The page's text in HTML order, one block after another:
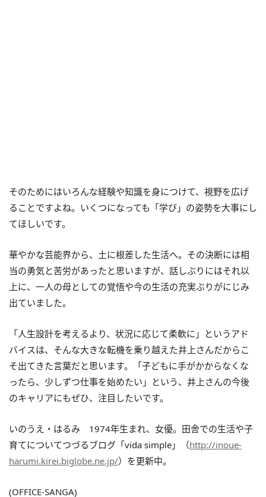
そのためにはいろんな経験や知識を身につけて、視野を広げ
ることですよね。いくつになっても「学び」の姿勢を大事にし
てほしいです。
華やかな芸能界から、土に根差した生活へ。その決断には相
当の勇気と苦労があったと思いますが、話しぶりにはそれ以
上に、一人の母としての覚悟や今の生活の充実ぶりがにじみ
出ていました。
「人生設計を考えるより、状況に応じて柔軟に」というアド
バイスは、そんな大きな転機を乗り越えた井上さんだからこ
そ出てきた言葉だと思います。「子どもに手がかからなくな
ったら、少しずつ仕事を始めたい」という、井上さんの今後
のキャリアにもぜひ、注目したいです。
いのうえ・はるみ 1974年生まれ、女優。田舎での生活や子
育てについてつづるブログ「vida simple」（http://inoue-
harumi.kirei.biglobe.ne.jp/）を更新中。
(OFFICE-SANGA)